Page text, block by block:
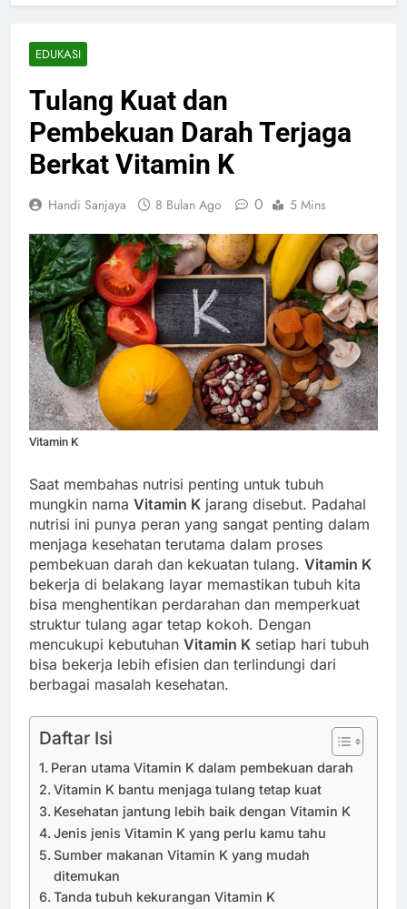
EDUKASI
Tulang Kuat dan
Pembekuan Darah Terjaga
Berkat Vitamin K
Handi Sanjaya 8 Bulan Ago 0 5 Mins
Vitamin K
Saat membahas nutrisi penting untuk tubuh
mungkin nama Vitamin K jarang disebut. Padahal
nutrisi ini punya peran yang sangat penting dalam
menjaga kesehatan terutama dalam proses
pembekuan darah dan kekuatan tulang. Vitamin K
bekerja di belakang layar memastikan tubuh kita
bisa menghentikan perdarahan dan memperkuat
struktur tulang agar tetap kokoh. Dengan
mencukupi kebutuhan Vitamin K setiap hari tubuh
bisa bekerja lebih efisien dan terlindungi dari
berbagai masalah kesehatan.
Daftar Isi
Peran utama Vitamin K dalam pembekuan darah
Vitamin K bantu menjaga tulang tetap kuat
Kesehatan jantung lebih baik dengan Vitamin K
Jenis jenis Vitamin K yang perlu kamu tahu
Sumber makanan Vitamin K yang mudah
ditemukan
Tanda tubuh kekurangan Vitamin K